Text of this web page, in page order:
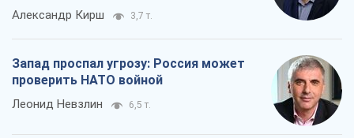
Александр Кирш 3,7 т.
Запад проспал угрозу: Россия может
проверить НАТО войной
Леонид Невзлин 6,5 т.